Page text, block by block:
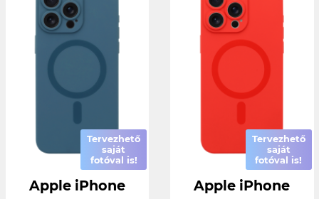
Tervezhető
saját
fotóval is!
Apple iPhone
Tervezhető
saját
fotóval is!
Apple iPhone